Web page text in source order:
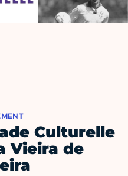
Culturelle
Vieira de